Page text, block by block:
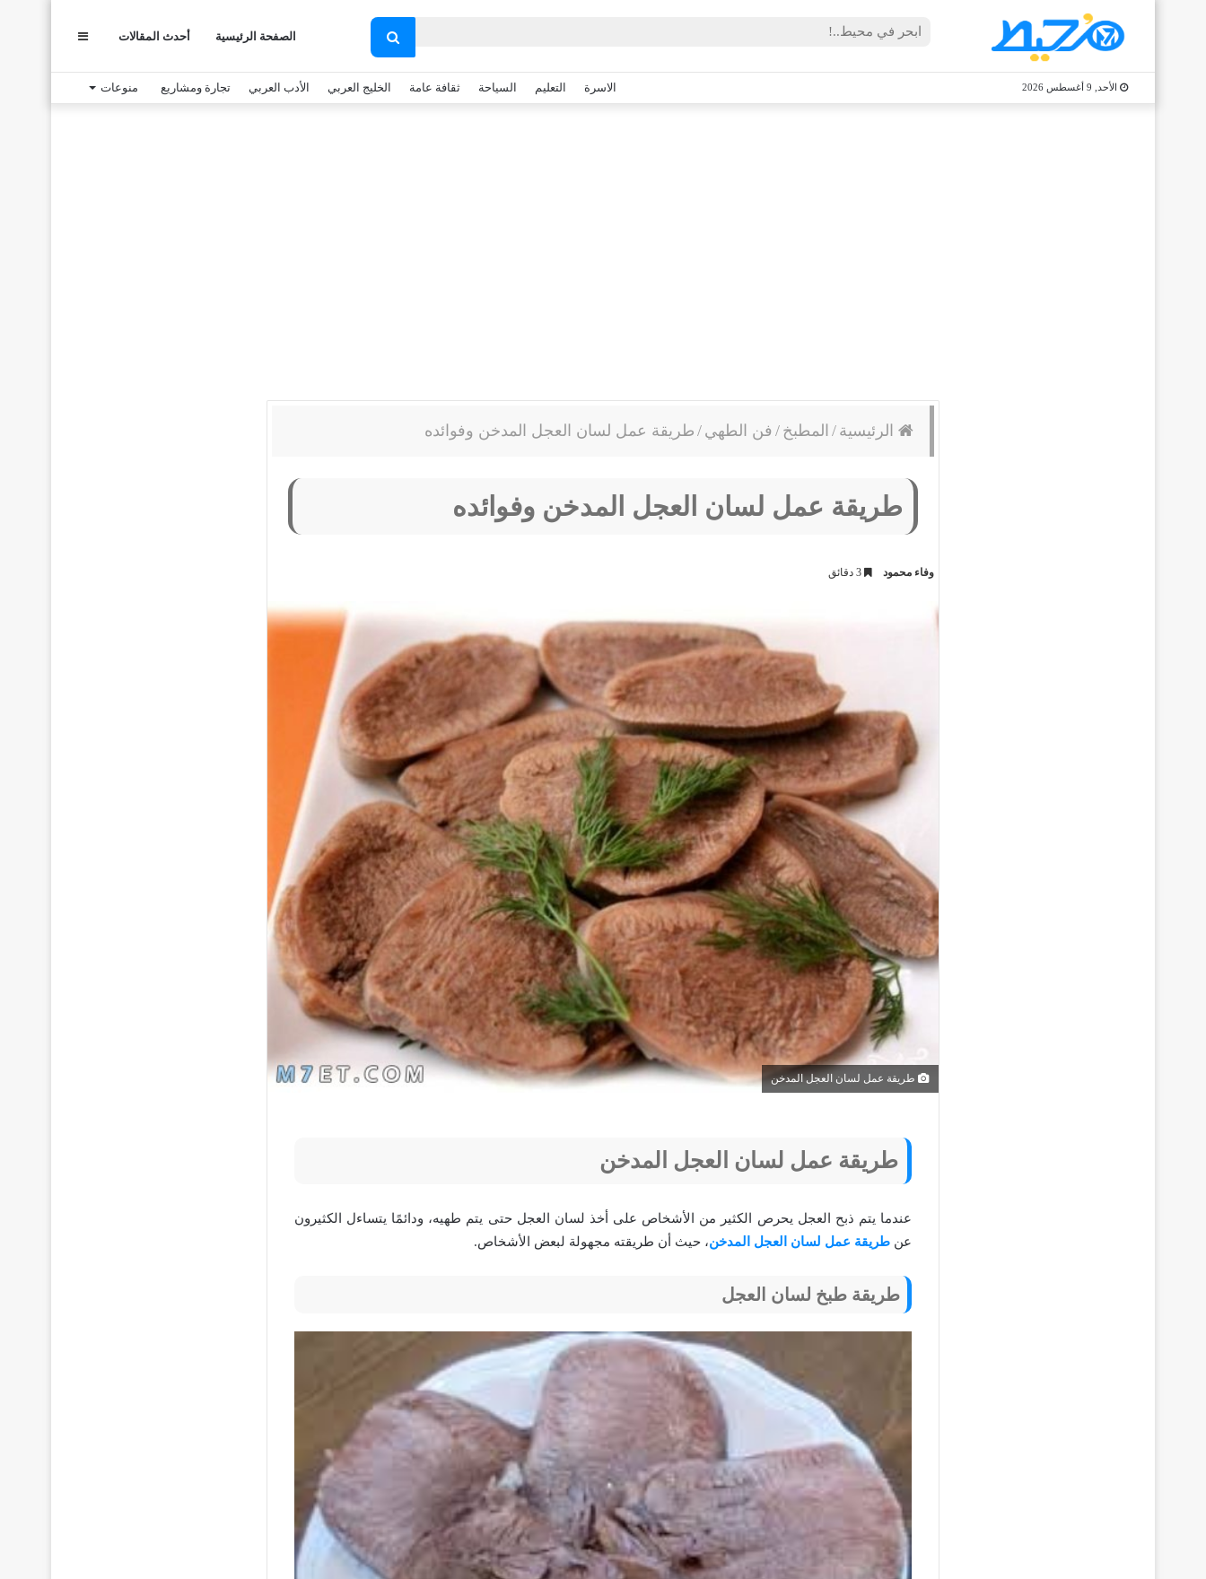
بحث
عن
الصفحة الرئيسية أحدث المقالات
الأحد, 9 أغسطس 2026 الاسرة التعليم السياحة ثقافة عامة الخليج العربي الأدب العربي تجارة ومشاريع منوعات
الرئيسية / المطبخ / فن الطهي / طريقة عمل لسان العجل المدخن وفوائده
طريقة عمل لسان العجل المدخن وفوائده
وفاء محمود
طريقة عمل لسان العجل المدخن
طريقة عمل لسان العجل المدخن
عندما يتم ذبح العجل يحرص الكثير من الأشخاص على أخذ لسان العجل حتى يتم طهيه، ودائمًا يتساءل الكثيرون
عن طريقة عمل لسان العجل المدخن، حيث أن طريقته مجهولة لبعض الأشخاص.
طريقة طبخ لسان العجل